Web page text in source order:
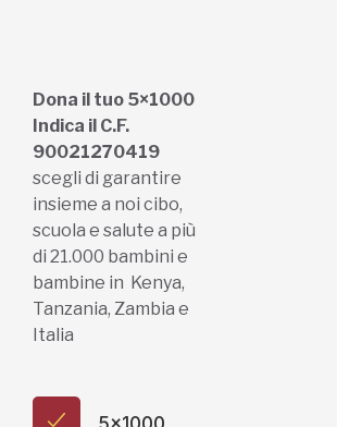
Dona il tuo 5×1000
Indica il C.F.
90021270419
scegli di garantire
insieme a noi cibo,
scuola e salute a più
di 21.000 bambini e
bambine in Kenya,
Tanzania, Zambia e
Italia